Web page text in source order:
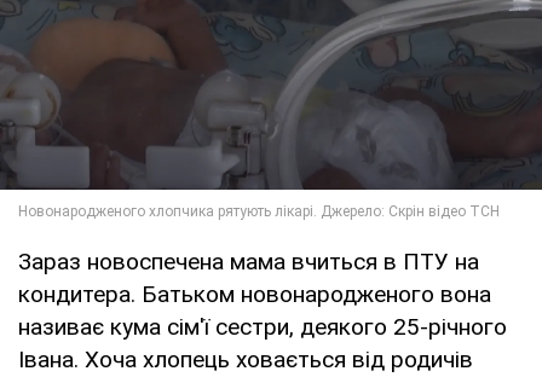
Зараз новоспечена мама вчиться в ПТУ на
кондитера. Батьком новонародженого вона
називає кума сім'ї сестри, деякого 25-річного
Івана. Хоча хлопець ховається від родичів